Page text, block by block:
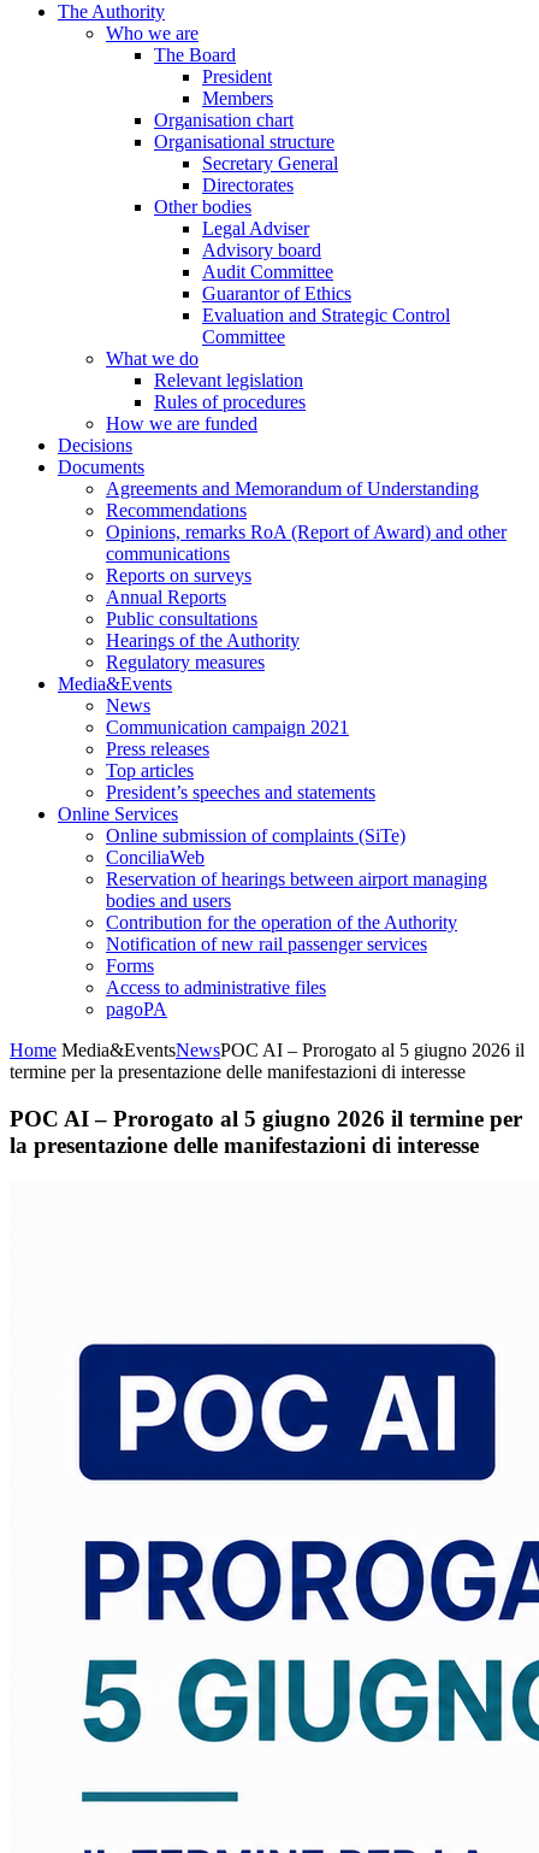
The Authority
Who we are
The Board
President
Members
Organisation chart
Organisational structure
Secretary General
Directorates
Other bodies
Legal Adviser
Advisory board
Audit Committee
Guarantor of Ethics
Evaluation and Strategic Control
Committee
What we do
Relevant legislation
Rules of procedures
How we are funded
Decisions
Documents
Agreements and Memorandum of Understanding
Recommendations
Opinions, remarks RoA (Report of Award) and other
communications
Reports on surveys
Annual Reports
Public consultations
Hearings of the Authority
Regulatory measures
Media&Events
News
Communication campaign 2021
Press releases
Top articles
President’s speeches and statements
Online Services
Online submission of complaints (SiTe)
ConciliaWeb
Reservation of hearings between airport managing
bodies and users
Contribution for the operation of the Authority
Notification of new rail passenger services
Forms
Access to administrative files
pagoPA
Home Media&EventsNewsPOC AI – Prorogato al 5 giugno 2026 il
termine per la presentazione delle manifestazioni di interesse
POC AI – Prorogato al 5 giugno 2026 il termine per
la presentazione delle manifestazioni di interesse